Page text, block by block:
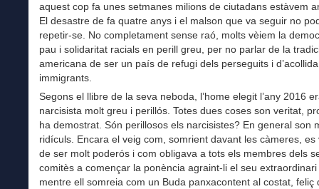
aquest cop fa unes setmanes milions de ciutadans estàvem
El desastre de fa quatre anys i el malson que va seguir no
repetir-se. No completament sense raó, molts vèiem la
pau i solidaritat racials en perill greu, per no parlar de la
americana de ser un país de refugi dels perseguits i
immigrants.
Segons el llibre de la seva neboda, l’home elegit l’any 2016
narcisista molt greu i perillós. Totes dues coses son veritat,
ha demostrat. Són perillosos els narcisistes? En general son
ridículs. Encara el veig com, somrient davant les càmeres, es
de ser molt poderós i com obligava a tots els membres dels
comitès a començar la ponència agraint-li el seu
mentre ell somreia com un Buda panxacontent al costat, feliç